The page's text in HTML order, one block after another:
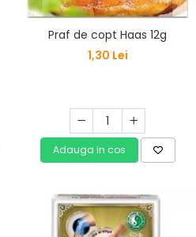
Praf de copt Haas 12g
1,30 Lei
Adauga in cos